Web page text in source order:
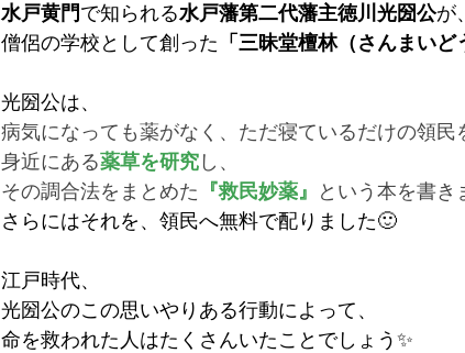
水戸黄門 で知られる水戸藩第二代藩主徳川光圀公が、
僧侶の学校として創った 「三昧堂檀林（さんまいど
光圀公は、
病気になっても薬がなく、ただ寝ているだけの領民
身近にある薬草を研究 し、
その調合法をまとめた 『救民妙薬』
という本を書き
さらにはそれを、領民へ無料で配りました🙂
江戸時代、
光圀公のこの思いやりある行動によって、
命を救われた人はたくさんいたことでしょう✨